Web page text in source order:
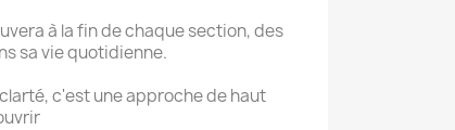
à la fin de chaque section, des
sa vie quotidienne.
c'est une approche de haut